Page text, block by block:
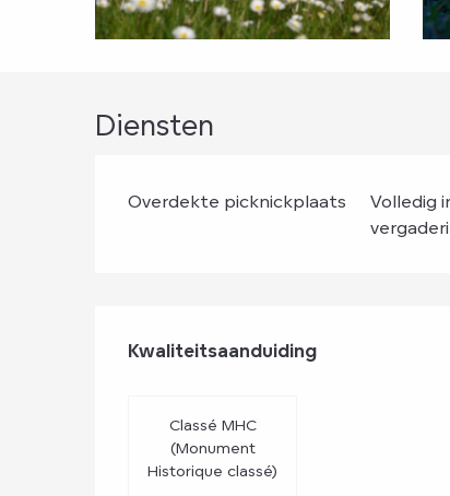
Diensten
Overdekte picknickplaats
Volledig
Kwaliteitsaanduiding
Kwaliteitsaanduiding
Classé MHC
(Monument
Historique classé)